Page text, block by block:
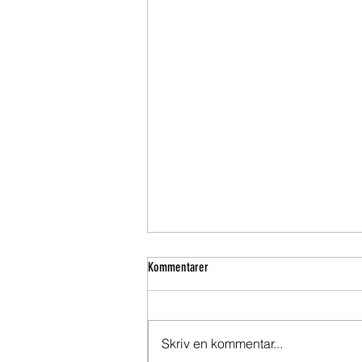
VinterREA - 60% off !!
Kommentarer
Skriv en kommentar...